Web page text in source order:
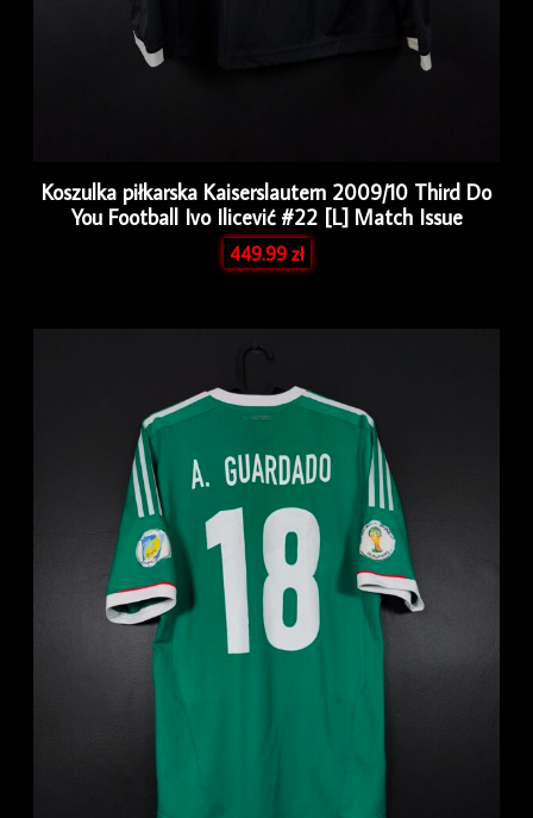
Koszulka piłkarska Kaiserslautern 2009/10 Third Do
You Football Ivo Ilicević #22 [L] Match Issue
449.99zł